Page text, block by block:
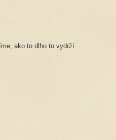
ako to dlho to vydrží.